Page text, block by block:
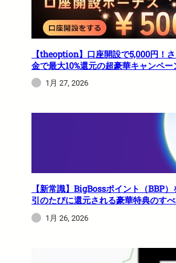
【theoption】口座開設で5,000円！
金で最大10%還元の超豪華キャンペー
1月 27, 2026
【新常識】BigBossポイント（BBP
引のたびに還元される豪華特典のす
1月 26, 2026